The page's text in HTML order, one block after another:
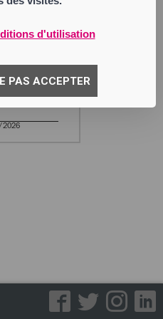
d'utilisation
PAS ACCEPTER
au
2026